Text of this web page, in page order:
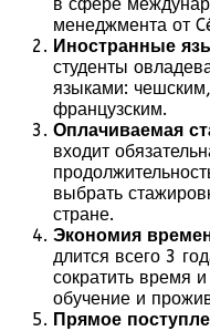
менеджмента от
Иностранные
студенты
языками:
французским.
Оплачиваемая
входит
выбрать
стране.
Экономия
длится всего 3
сократить время
обучение и
Прямое